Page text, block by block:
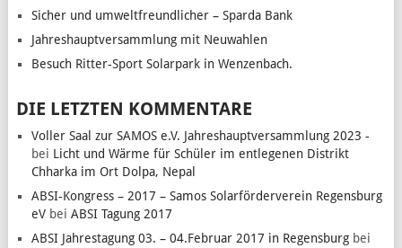
Sicher und umweltfreundlicher – Sparda Bank
Jahreshauptversammlung mit Neuwahlen
Besuch Ritter-Sport Solarpark in Wenzenbach.
DIE LETZTEN KOMMENTARE
Voller Saal zur SAMOS e.V. Jahreshauptversammlung 2023 -
bei Licht und Wärme für Schüler im entlegenen Distrikt
Chharka im Ort Dolpa, Nepal
ABSI-Kongress – 2017 – Samos Solarförderverein Regensburg
eVbei ABSI Tagung 2017
ABSI Jahrestagung 03. – 04.Februar 2017 in Regensburgbei